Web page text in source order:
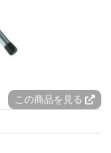
この商品を見る